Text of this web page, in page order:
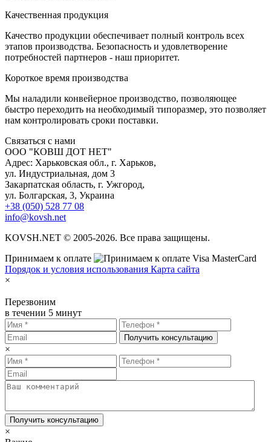
Качественная продукция
Качество продукции обеспечивает полный контроль всех
этапов производства. Безопасность и удовлетворение
потребностей партнеров - наш приоритет.
Короткое время производства
Мы наладили конвейерное производство, позволяющее
быстро переходить на необходимый типоразмер, это позволяет
нам контролировать сроки поставки.
Связаться с нами
ООО "КОВШ ДОТ НЕТ"
Адрес: Харьковская обл., г. Харьков,
ул. Индустриальная, дом 3
Закарпатская область, г. Ужгород,
ул. Болгарская, 3, Украина
+38 (050) 528 77 08
info@kovsh.net
KOVSH.NET © 2005-2026. Все права защищены.
Принимаем к оплате
Порядок и условия использования Карта сайта
×
Перезвоним
в течении 5 минут
Получить консультацию
×
Получить консультацию
×